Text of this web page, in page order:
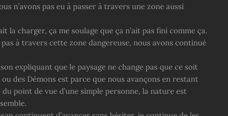
n’avons pas eu à passer à travers une zone aussi
la charger, ça me soulage que ça n’ait pas fini comme ça.
pas à travers cette zone dangereuse, nous avons continué
expliquant que le paysage ne change pas que ce soit
des Démons est parce que nous avançons en restant
point de vue d’une simple personne, la nature est